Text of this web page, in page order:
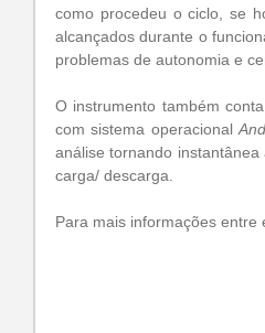
como procedeu o ciclo, se
alcançados durante o
problemas de autonomia e
O instrumento também
com sistema operacional
análise tornando
carga/ descarga.
Para mais informações entre